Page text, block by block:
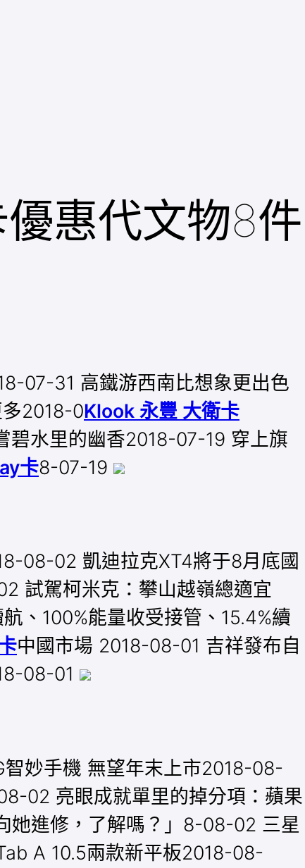
惠代文物8件
07-31 高鐵游西南比想象更出色
2018-0Klook 永豐 大衛卡
碧水里的幽香2018-07-19 穿上旗
卡8-07-19
08-02 凱迪拉克XT4將于8月底國
試駕柯米克：攀山越嶺總適宜
、100%能量收受接管、15.4%續
中國市場 2018-08-01 吉祥發布自
08-01
妙手機 無望年末上市2018-08-
02 亮眼成就單里的掉分項：蘋果
她進修，了解嗎？」8-08-02 三星
A 10.5兩款新平板2018-08-